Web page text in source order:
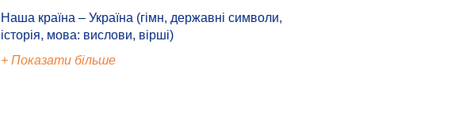
Наша країна – Україна (гімн, державні символи,
історія, мова: вислови, вірші)
+ Показати більше